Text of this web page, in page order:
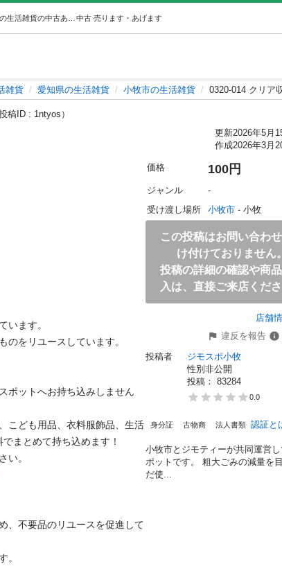
中古 売ります・あげます
雑貨 愛知県の生活雑貨 小牧市の生活雑貨 0320-014 クリア
投稿ID : 1ntyos）
更新2026年5月
作成2026年3月
います。
のをリユースしています。
ポットへお持ち込みしません
こども用品、衣料服飾品、生活
まとめて持ち込めます！
、不要品のリユースを促進して
。
価格 100円
ジャンル
-
受け渡し場所
小牧市 - 小牧
この投稿はお問い合わ
け付けておりません。
投稿の詳細の確認や商
入は、直接ご来店くださ
店舗
違反を報告
投稿者
ジモスポ小牧
性別非公開
投稿： 83284
0.0
身分証 古物商 法人書類 認証と
小牧市とジモティーが共同運営
ポットです。 粗⼤ごみの減量を
だ使...